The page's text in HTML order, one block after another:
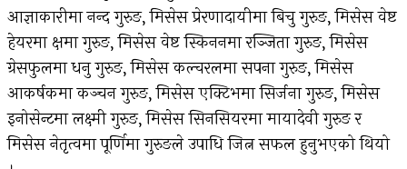
आज्ञाकारीमा नन्द गुरुङ, मिसेस प्रेरणादायीमा बिचु गुरुङ, मिसेस वेष्ट
हेयरमा क्षमा गुरुङ, मिसेस वेष्ट स्किननमा रञ्जिता गुरुङ, मिसेस
ग्रेसफुलमा धनु गुरुङ, मिसेस कल्चरलमा सपना गुरुङ, मिसेस
आकर्षकमा कञ्चन गुरुङ, मिसेस एक्टिभमा सिर्जना गुरुङ, मिसेस
इनोसेन्टमा लक्ष्मी गुरुङ, मिसेस सिनसियरमा मायादेवी गुरुङ र
मिसेस नेतृत्वमा पूर्णिमा गुरुङले उपाधि जित्न सफल हुनुभएको थियो